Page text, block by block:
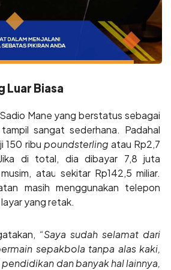
Luar Biasa
Mane yang berstatus sebagai
sangat sederhana. Padahal
150 ribu poundsterling atau Rp2,7
di total, dia dibayar 7,8 juta
atau sekitar Rp142,5 miliar.
masih menggunakan telepon
yang retak.
“Saya sudah selamat dari
sepakbola tanpa alas kaki,
dan banyak hal lainnya,